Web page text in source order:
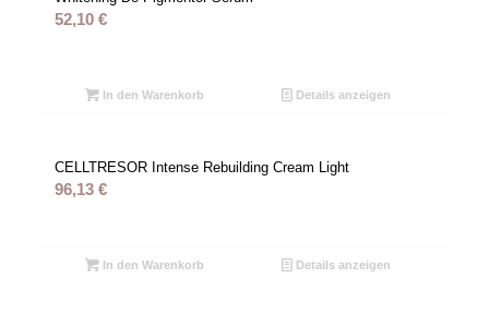
52,10 €
In den Warenkorb Details anzeigen
CELLTRESOR Intense Rebuilding Cream Light
96,13 €
In den Warenkorb Details anzeigen